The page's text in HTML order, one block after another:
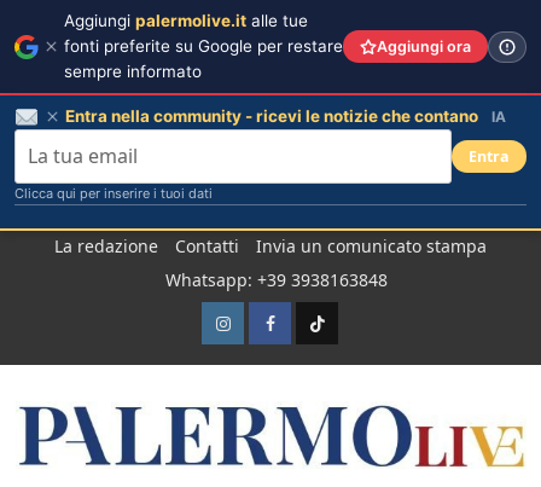
La redazione Contatti
Invia un comunicato stampa
Whatsapp: +39 3938163848
InstagramFacebook
TikTok
Aggiungi palermolive.it alle tue
fonti preferite su Google per restare
sempre informato
Aggiungi ora
Entra nella community - ricevi le notizie che contano IA
Entra
Clicca qui per inserire i tuoi dati